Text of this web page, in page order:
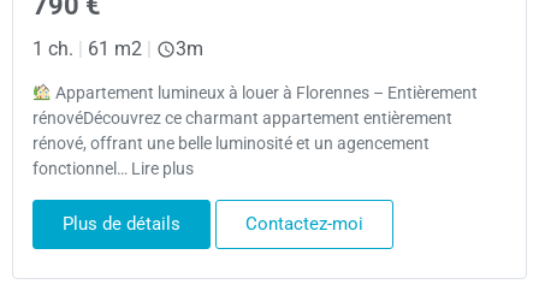
1 ch. | 61 m2 | 3m
Appartement lumineux à louer à Florennes – Entièrement
rénovéDécouvrez ce charmant appartement entièrement
rénové, offrant une belle luminosité et un agencement
fonctionnel… Lire plus
Plus de détails Contactez-moi